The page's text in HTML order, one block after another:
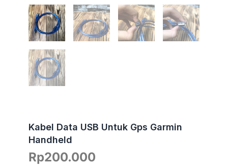
Kabel Data USB Untuk Gps Garmin
Handheld
Rp200.000